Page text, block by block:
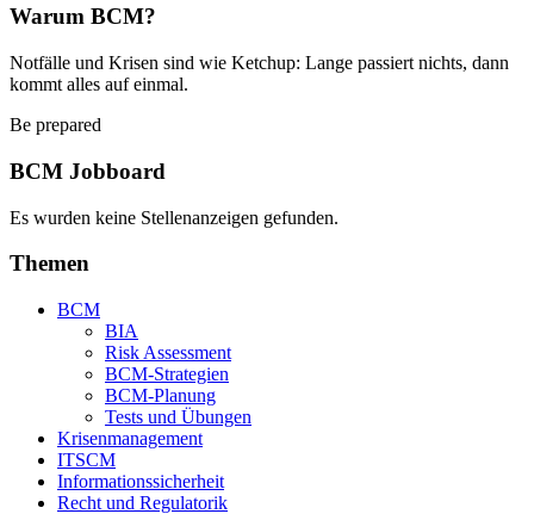
Warum BCM?
Notfälle und Krisen sind wie Ketchup: Lange passiert nichts, dann
kommt alles auf einmal.
Be prepared
BCM Jobboard
Es wurden keine Stellenanzeigen gefunden.
Themen
BCM
BIA
Risk Assessment
BCM-Strategien
BCM-Planung
Tests und Übungen
Krisenmanagement
ITSCM
Informationssicherheit
Recht und Regulatorik